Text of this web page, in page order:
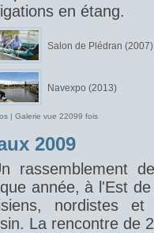
en étang.
Salon de Plédran (2007)
Navexpo (2013)
| Galerie vue 22099 fois
2009
rassemblement
année, à l'Est
nordistes
La rencontre de